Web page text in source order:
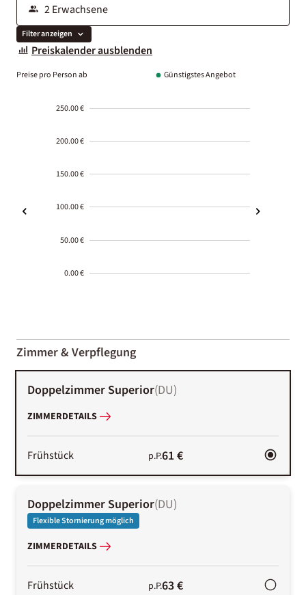
Filter anzeigen
Preiskalender ausblenden
Preise pro Person ab Günstigstes Angebot
250.00 €
200.00 €
150.00 €
100.00 €
50.00 €
0.00 €
01-02
Zimmer & Verpflegung
Doppelzimmer Superior(DU)
ZIMMERDETAILS
Frühstück p.P.61 €
Doppelzimmer Superior(DU)
Flexible Stornierung möglich
ZIMMERDETAILS
Frühstück p.P.63 €